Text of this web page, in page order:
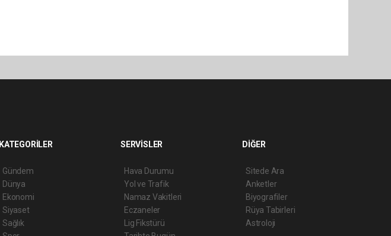
KATEGORİLER
Gündem
Dünya
Ekonomi
Siyaset
Sağlık
SERVİSLER
Hava Durumu
Yol ve Trafik
Namaz Vakitleri
Eczaneler
Lig Fikstürü
DİĞER
Sitede Ara
Anketler
Biyografiler
Rüya Tabirleri
Astroloji